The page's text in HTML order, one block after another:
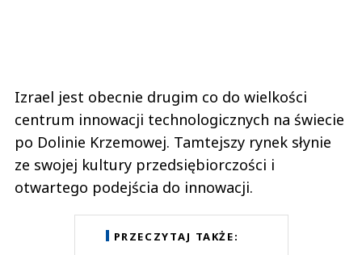
Izrael jest obecnie drugim co do wielkości
centrum innowacji technologicznych na świecie
po Dolinie Krzemowej. Tamtejszy rynek słynie
ze swojej kultury przedsiębiorczości i
otwartego podejścia do innowacji.
PRZECZYTAJ TAKŻE: